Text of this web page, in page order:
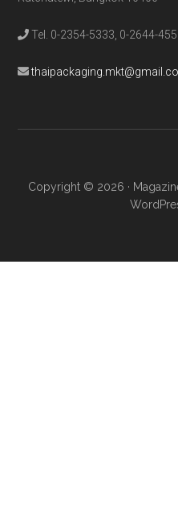
Tel. 0-2354-5333, 0-2644-
Copyright © 2026 ·